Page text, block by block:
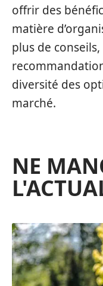
offrir des
matière
plus de
diversité des
marché.
NE